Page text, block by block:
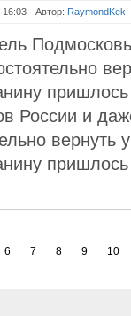
16:03 Автор: RaymondKek
России и
вернуть
6 7 8 9 10